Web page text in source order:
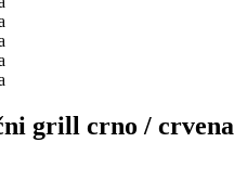
grill crno / crvena